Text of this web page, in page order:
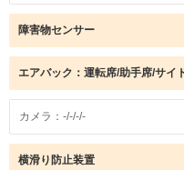
障害物センサー
エアバック：運転席/助手席/サイ
カメラ：-/-/-/-
横滑り防止装置